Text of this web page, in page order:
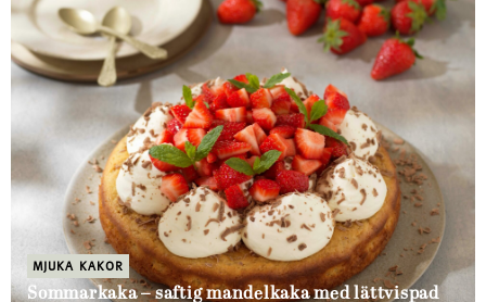
MJUKA KAKOR
Sommarkaka – saftig mandelkaka med lättvispad